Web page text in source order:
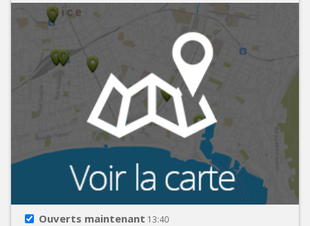
Ouverts maintenant 13:40